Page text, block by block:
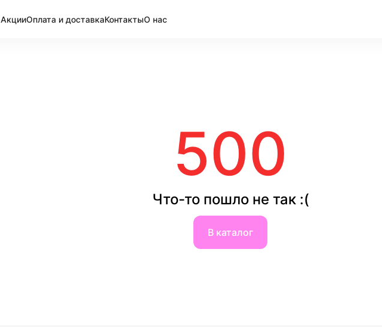
АкцииОплата и доставкаКонтактыО нас
500
Что-то пошло не так :(
В каталог